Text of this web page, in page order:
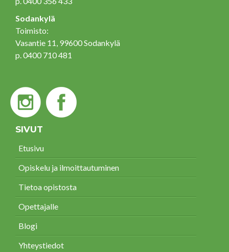
Sodankylä
Toimisto:
Vasantie 11, 99600 Sodankylä
p. 0400 710 481
SIVUT
Etusivu
Opiskelu ja ilmoittautuminen
Tietoa opistosta
Opettajalle
Blogi
Yhteystiedot